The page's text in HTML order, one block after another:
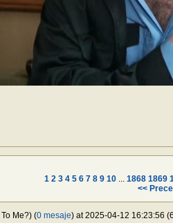
1 2 3 4 5 6 7 8 9 10... 1868 1869
<<
Me?) (0 mesaje) at 2025-04-12 16:23:56